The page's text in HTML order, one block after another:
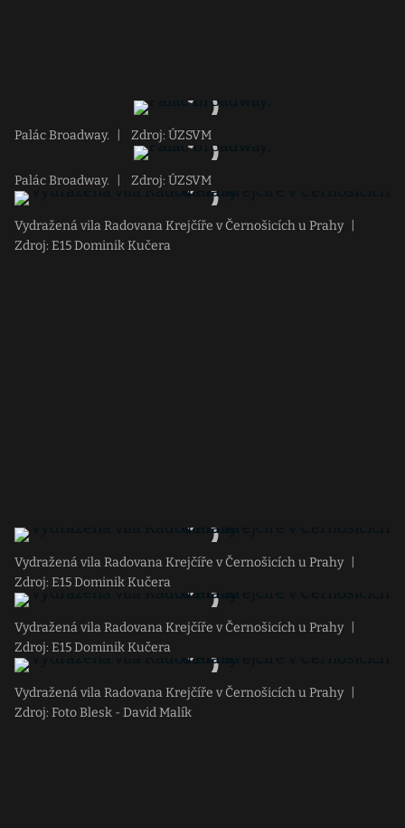
Palác Broadway. Zdroj: ÚZSVM
Palác Broadway. Zdroj: ÚZSVM
Vydražená vila Radovana Krejčíře v Černošicích u Prahy
Zdroj: E15 Dominik Kučera
Vydražená vila Radovana Krejčíře v Černošicích u Prahy
Zdroj: E15 Dominik Kučera
Vydražená vila Radovana Krejčíře v Černošicích u Prahy
Zdroj: E15 Dominik Kučera
Vydražená vila Radovana Krejčíře v Černošicích u Prahy
Zdroj: Foto Blesk - David Malík